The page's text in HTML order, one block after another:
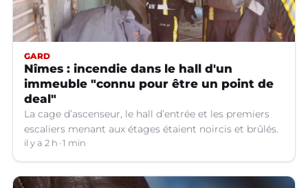
GARD
Nîmes : incendie dans le hall d'un
immeuble "connu pour être un point de
deal"
La cage d’ascenseur, le hall d’entrée et les premiers
escaliers menant aux étages étaient noircis et brûlés.
il y a 2 h 1 min